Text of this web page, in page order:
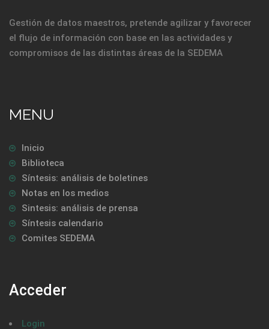
Gestión de datos maestros, pretende agilizar y favorecer
el flujo de información con base en las actividades y
compromisos de las distintas áreas de la SEDEMA
MENU
Inicio
Biblioteca
Síntesis: análisis de boletines
Notas en los medios
Sintesis: análisis de prensa
Síntesis calendario
Comites SEDEMA
Acceder
Login